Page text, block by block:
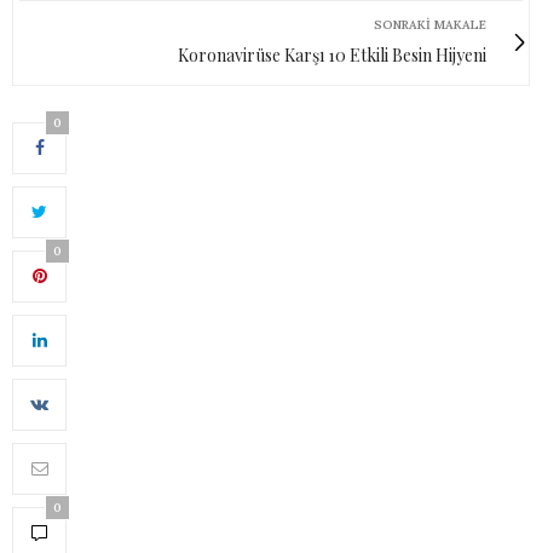
SONRAKI MAKALE
Koronavirüse Karşı 10 Etkili Besin Hijyeni
0
0
0